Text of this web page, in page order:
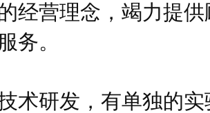
经营理念，竭力提
务。
术研发，有单独的